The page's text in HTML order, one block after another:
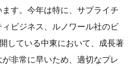
す。今年は特に、サプライチ
ビジネス、ルノワール社のビ
している中東において、成長著
非常に早いため、適切なプレ